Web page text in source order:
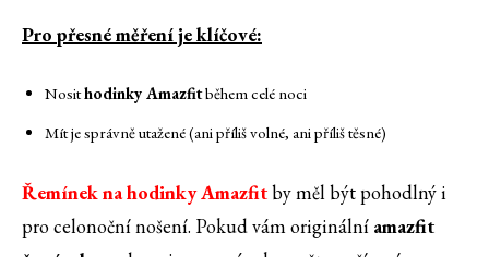
Pro přesné měření je klíčové:
Nosithodinky Amazfitběhem celé noci
Mít je správně utažené (ani příliš volné, ani příliš těsné)
Řemínek na hodinky Amazfitby měl být pohodlný i
pro celonoční nošení. Pokud vám originální amazfit